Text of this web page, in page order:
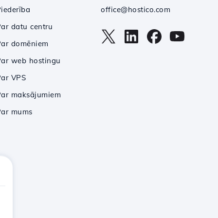
datu centru
domēniem
web hostingu
VPS
maksājumiem
mums
office@hostico.com